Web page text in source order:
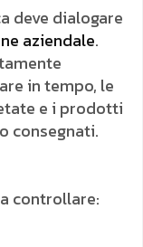
deve dialogare
aziendale.
in tempo, le
e i prodotti
consegnati.
controllare: